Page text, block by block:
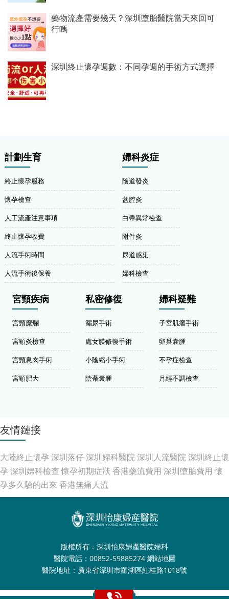
藥物流產需要幾天？深圳墮胎醫院當天來回可
行嗎
深圳終止懷孕週數：不同孕週的手術方式選擇
計劃生育
終止懷孕服務
懷孕檢查
人工流產注意事項
終止懷孕收費
人流手術時間
人流手術後保養
婦科炎症
陰道發炎
盆腔炎
白帶異常檢查
附件炎
尿道感染
婦科檢查
宮頸疾病
宮頸糜爛
宮頸炎檢查
宮頸息肉手術
宮頸肥大
私密修復
漏尿手術
處女膜修復手術
小陰縮小手術
陰蒂囊腫
婦科疑難
子宮肌瘤手術
卵巢囊腫
不孕症檢查
月經不調檢查
友情鏈接
大陸終止懷孕 深圳落仔深圳婦科醫院深圳人流醫院深圳終止懷
孕 深圳婦科檢查 懷孕初期症狀 香港藥流費用 深圳墮胎費用 懷
孕多久驗的出來 香港無痛人流
版權所有：深圳怡康婦產醫院婦科
醫院電話：00852-59885274 網站地圖
醫院地址：廣東省深圳市羅湖區紅桂路1018號